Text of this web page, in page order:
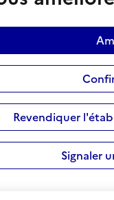
Revendiquer
Signaler